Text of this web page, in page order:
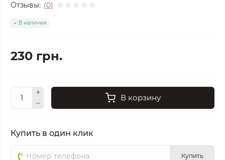
Отзывы: (0)
В наличии
230 грн.
В корзину
Купить в один клик
Купить